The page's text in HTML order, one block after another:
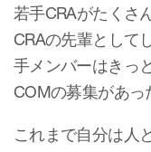
若手CRAがたくさ
CRAの先輩として
手メンバーはきっ
COMの募集があっ
これまで自分は人